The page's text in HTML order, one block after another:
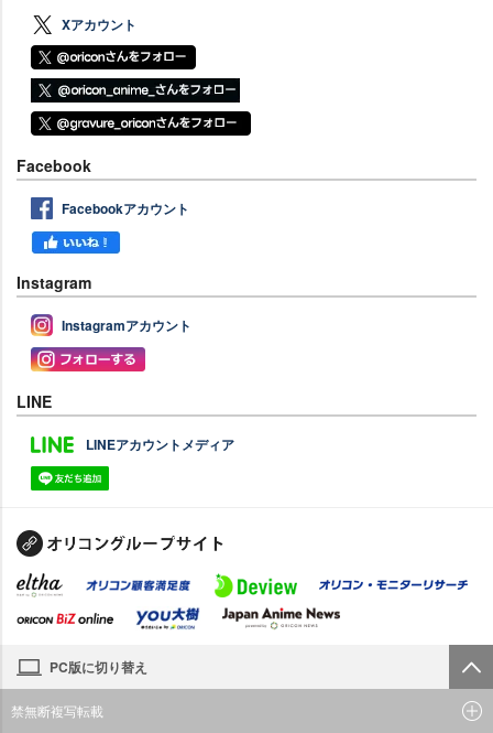
Xアカウント
Facebook
Facebookアカウント
Instagram
Instagramアカウント
LINE
LINEアカウントメディア
PC版に切り替え
禁無断複写転載